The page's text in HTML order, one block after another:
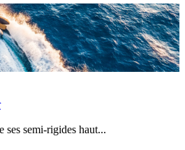
ses semi-rigides haut...